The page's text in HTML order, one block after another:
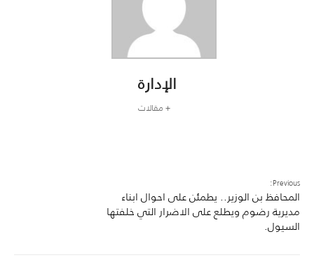
الإدارة
+ مقالات
Previous:
المحافظ بن الوزير.. يطمئن على احوال ابناء
مديرية رضوم ويطلع على الاضرار التي خلفتها
السيول.